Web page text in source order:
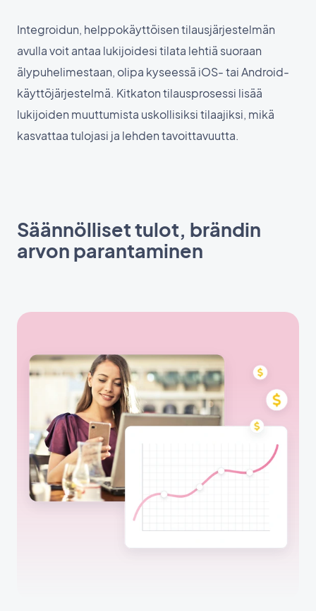
Integroidun, helppokäyttöisen tilausjärjestelmän
avulla voit antaa lukijoidesi tilata lehtiä suoraan
älypuhelimestaan, olipa kyseessä iOS- tai Android-
käyttöjärjestelmä. Kitkaton tilausprosessi lisää
lukijoiden muuttumista uskollisiksi tilaajiksi, mikä
kasvattaa tulojasi ja lehden tavoittavuutta.
Säännölliset tulot, brändin
arvon parantaminen